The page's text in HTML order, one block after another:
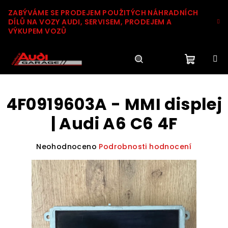
na
obsah
ZABÝVÁME SE PRODEJEM POUŽITÝCH NÁHRADNÍCH
DÍLŮ NA VOZY AUDI, SERVISEM, PRODEJEM A
VÝKUPEM VOZŮ
HledatPřihlášení
košík
4F0919603A - MMI displej
| Audi A6 C6 4F
Průměrné
produktu
je
0,0
z
5
hvězdiček.
Neohodnoceno Podrobnosti hodnocení